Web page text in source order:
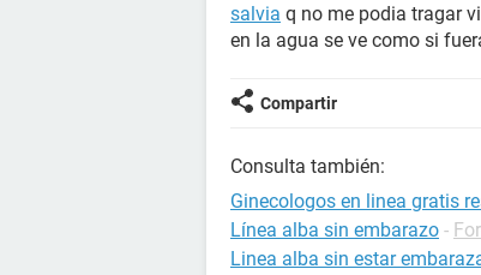
salvia q no me podia tragar
en la agua se ve como si
Compartir
Consulta también:
Ginecologos en linea gratis
Línea alba sin embarazo -
Linea alba sin estar